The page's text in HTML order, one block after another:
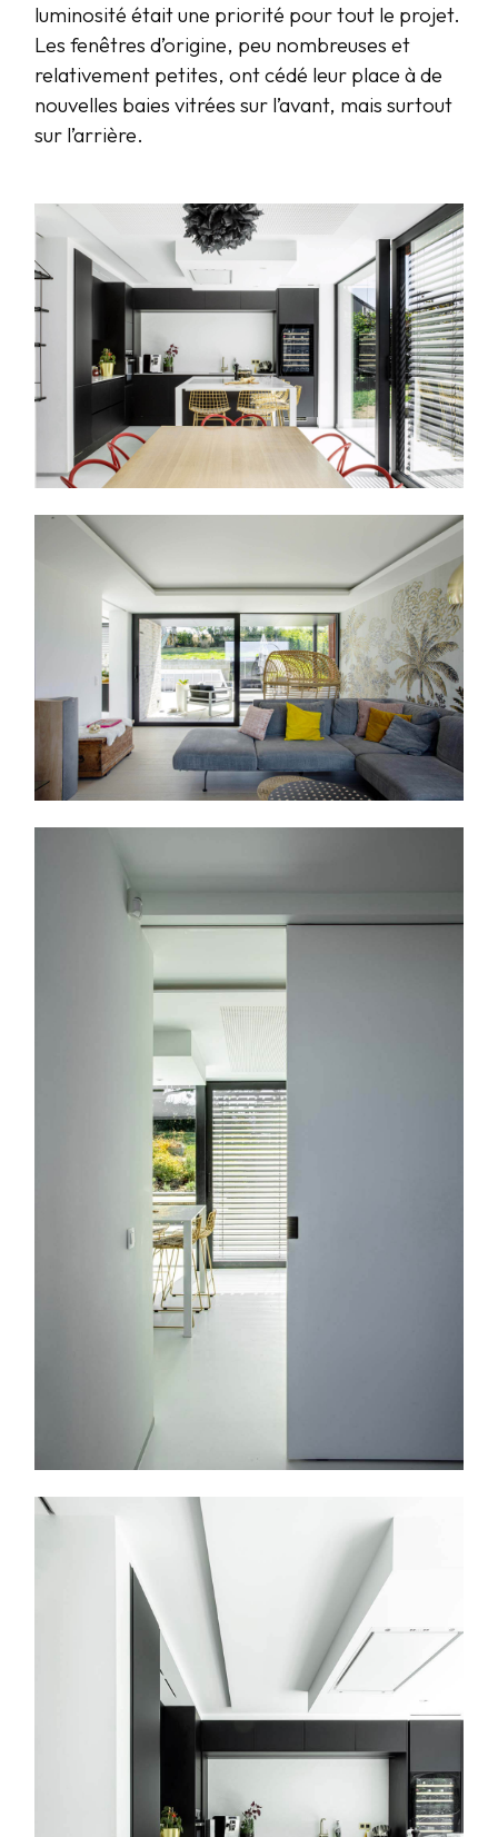
luminosité était une priorité pour tout le projet.
Les fenêtres d’origine, peu nombreuses et
relativement petites, ont cédé leur place à de
nouvelles baies vitrées sur l’avant, mais surtout
sur l’arrière.